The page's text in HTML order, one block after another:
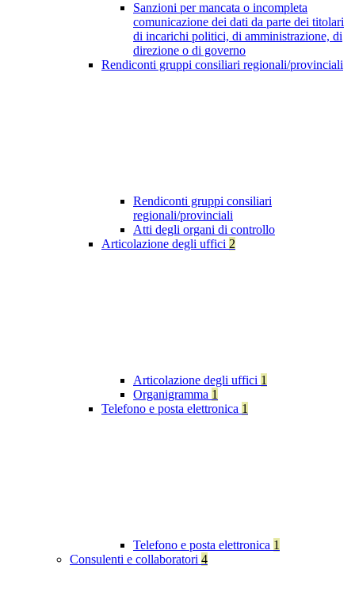
Sanzioni per mancata o incompleta
comunicazione dei dati da parte dei titolari
di incarichi politici, di amministrazione, di
direzione o di governo
Rendiconti gruppi consiliari regionali/provinciali
Rendiconti gruppi consiliari
regionali/provinciali
Atti degli organi di controllo
Articolazione degli uffici 2
Articolazione degli uffici 1
Organigramma 1
Telefono e posta elettronica 1
Telefono e posta elettronica 1
Consulenti e collaboratori 4